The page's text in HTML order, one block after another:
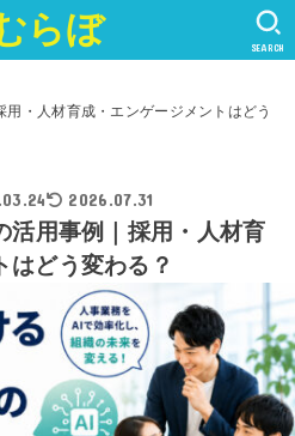
らぼ SEARCH
用・人材育成・エンゲージメントはどう
2026.07.31
活用事例｜採用・人材育
はどう変わる？